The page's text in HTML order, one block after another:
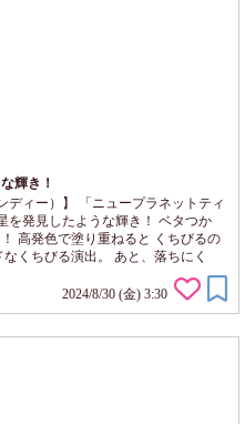
輝き！
ディー）】 「ニュープラネットティ
を発見したような輝き！ ベタつか
高発色で塗り重ねると くちびるの
くちびる演出。 あと、落ちにく
感じ。 全12色展開で 私は、#06 ペア
秋にも しっとりツヤツヤの唇で メイ
なりコスパ良いんだけど Qoo10メ
2024/8/30 (金) 3:30